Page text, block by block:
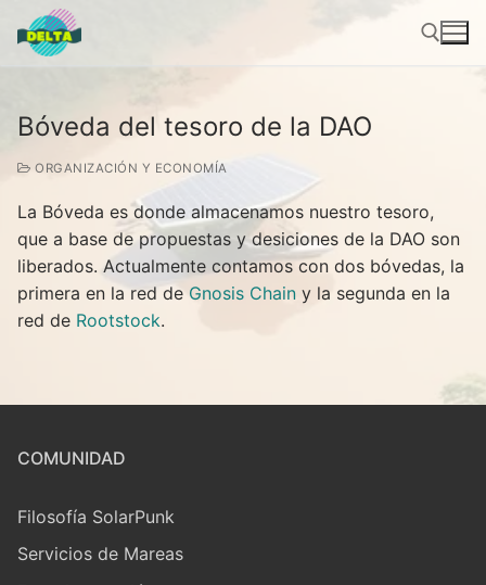
Buscar por:
Bóveda del tesoro de la DAO
ORGANIZACIÓN Y ECONOMÍA
La Bóveda es donde almacenamos nuestro tesoro,
que a base de propuestas y desiciones de la DAO son
liberados. Actualmente contamos con dos bóvedas, la
primera en la red de Gnosis Chain y la segunda en la
red de Rootstock.
COMUNIDAD
Filosofía SolarPunk
Servicios de Mareas